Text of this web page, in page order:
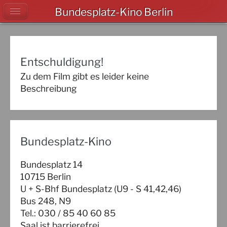
Bundesplatz-Kino
Bundesplatz 14
10715 Berlin
U + S-Bhf Bundesplatz (U9 - S 41,42,46)
Bus 248, N9
Tel.: 030 / 85 40 60 85
Entschuldigung!
Zu dem Film gibt es leider keine
Beschreibung
Bundesplatz-Kino Berlin